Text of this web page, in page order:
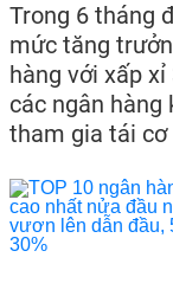
Trong 6 tháng
mức tăng
hàng với xấp xỉ
các ngân hàng
tham gia tái cơ